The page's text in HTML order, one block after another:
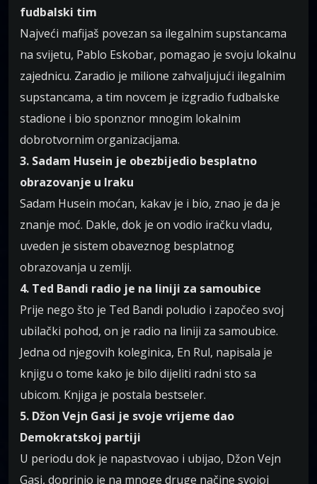
fudbalski tim
Najveći mafijaš povezan sa ilegalnim supstancama
na svijetu, Pablo Eskobar, pomagao je svoju lokalnu
zajednicu. Zaradio je milione zahvaljujući ilegalnim
supstancama, a tim novcem je izgradio fudbalske
stadione i bio sponznor mnogim lokalnim
dobrotvornim organizacijama.
3. Sadam Husein je obezbijedio besplatno
obrazovanje u Iraku
Sadam Husein moćan, kakav je i bio, znao je da je
znanje moć. Dakle, dok je on vodio iračku vladu,
uveden je sistem obaveznog besplatnog
obrazovanja u zemlji.
4. Ted Bandi radio je na liniji za samoubice
Prije nego što je Ted Bandi poludio i započeo svoj
ubilački pohod, on je radio na liniji za samoubice.
Jedna od njegovih koleginica, En Rul, napisala je
knjigu o tome kako je bilo dijeliti radni sto sa
ubicom. Knjiga je postala bestseler.
5. Džon Vejn Gasi je svoje vrijeme dao
Demokratskoj partiji
U periodu dok je napastvovao i ubijao, Džon Vejn
Gasi, doprinio je na mnoge druge načine svojoj